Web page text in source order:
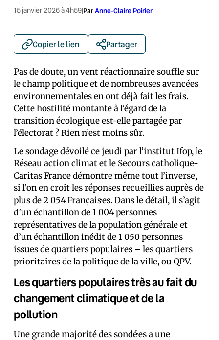
15 janvier 2026 à 4h59|ParAnne-Claire Poirier
Copier le lien Partager
Pas de doute, un vent réactionnaire souffle sur
le champ politique et de nombreuses avancées
environnementales en ont déjà fait les frais.
Cette hostilité montante à l’égard de la
transition écologique est-elle partagée par
l’électorat ? Rien n’est moins sûr.
Le sondage dévoilé ce jeudi par l’institut Ifop, le
Réseau action climat et le Secours catholique-
Caritas France démontre même tout l’inverse,
si l’on en croit les réponses recueillies auprès de
plus de 2 054 Français·es. Dans le détail, il s’agit
d’un échantillon de 1 004 personnes
représentatives de la population générale et
d’un échantillon inédit de 1 050 personnes
issues de quartiers populaires – les quartiers
prioritaires de la politique de la ville, ou QPV.
Les quartiers populaires très au fait du
changement climatique et de la
pollution
Une grande majorité des sondé·es a une